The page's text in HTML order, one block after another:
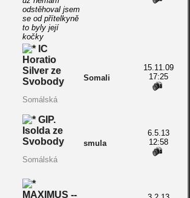
odstěhoval jsem
se od přítelkyně
to byly její
kočky
IC
Horatio
Silver ze
Svobody
Somálská
Somali
15.11.09
17:25
GIP.
Isolda ze
Svobody
Somálská
smula
6.5.13
12:58
MAXIMUS --